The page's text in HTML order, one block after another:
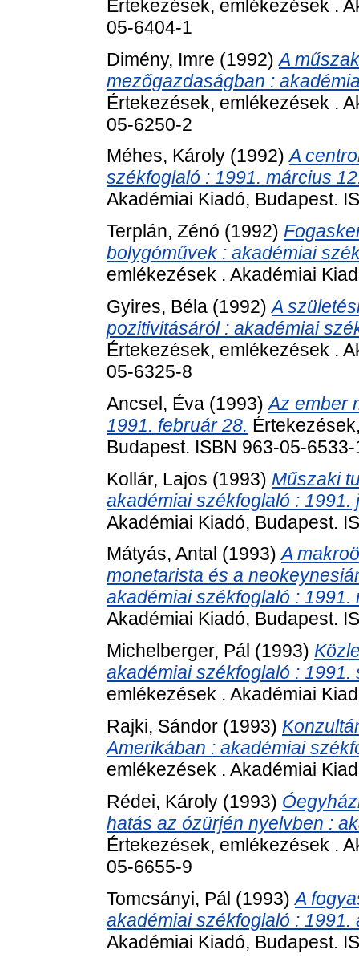
Értekezések, emlékezések .
05-6404-1
Dimény, Imre (1992)A
mezőgazdaságban :
Értekezések, emlékezések .
05-6250-2
Méhes, Károly (1992)A
székfoglaló : 1991. március
Akadémiai Kiadó, Budapest.
Terplán, Zénó (1992)
bolygóművek : akadémiai
emlékezések . Akadémiai
Gyires, Béla (1992)A
pozitivitásáról : akadémiai
Értekezések, emlékezések .
05-6325-8
Ancsel, Éva (1993)Az ember
1991. február 28.
Budapest. ISBN 963-05-6533-
Kollár, Lajos (1993) Műszaki
akadémiai székfoglaló : 1991.
Akadémiai Kiadó, Budapest.
Mátyás, Antal (1993)A
monetarista és a
akadémiai székfoglaló : 1991.
Akadémiai Kiadó, Budapest.
Michelberger, Pál (1993)
akadémiai székfoglaló : 1991.
emlékezések . Akadémiai
Rajki, Sándor (1993)
Amerikában : akadémiai
emlékezések . Akadémiai
Rédei, Károly (1993)
hatás az ózürjén nyelvben :
Értekezések, emlékezések .
05-6655-9
Tomcsányi, Pál (1993)A
akadémiai székfoglaló : 1991.
Akadémiai Kiadó, Budapest.